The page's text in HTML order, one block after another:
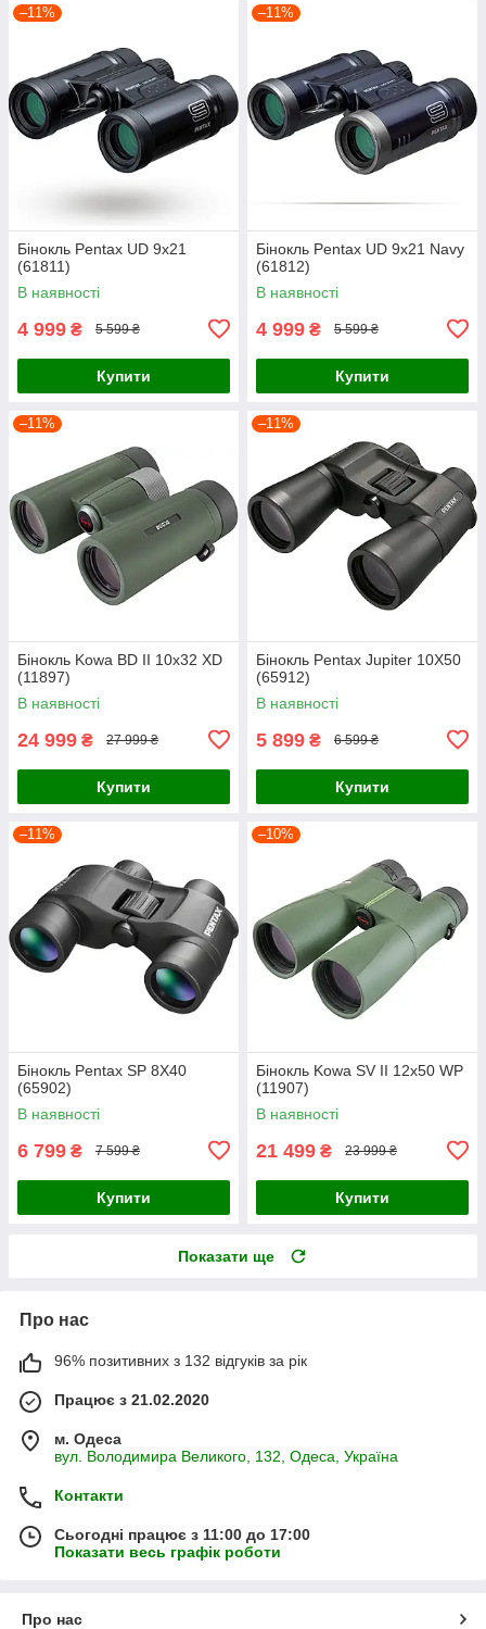
–11%
Бінокль Pentax UD 9x21
(61811)
В наявності
4 999 ₴ 5 599 ₴
Купити
–11%
Бінокль Pentax UD 9x21 Navy
(61812)
В наявності
4 999 ₴ 5 599 ₴
Купити
–11%
Бінокль Kowa BD II 10x32 XD
(11897)
В наявності
24 999 ₴ 27 999 ₴
Купити
–11%
Бінокль Pentax Jupiter 10X50
(65912)
В наявності
5 899 ₴ 6 599 ₴
Купити
–11%
Бінокль Pentax SP 8X40
(65902)
В наявності
6 799 ₴ 7 599 ₴
Купити
–10%
Бінокль Kowa SV II 12x50 WP
(11907)
В наявності
21 499 ₴ 23 999 ₴
Купити
Показати ще
Про нас
96% позитивних з 132 відгуків за рік
Працює з 21.02.2020
м. Одеса
вул. Володимира Великого, 132, Одеса, Україна
Контакти
Сьогодні працює з 11:00 до 17:00
Показати весь графік роботи
Про нас